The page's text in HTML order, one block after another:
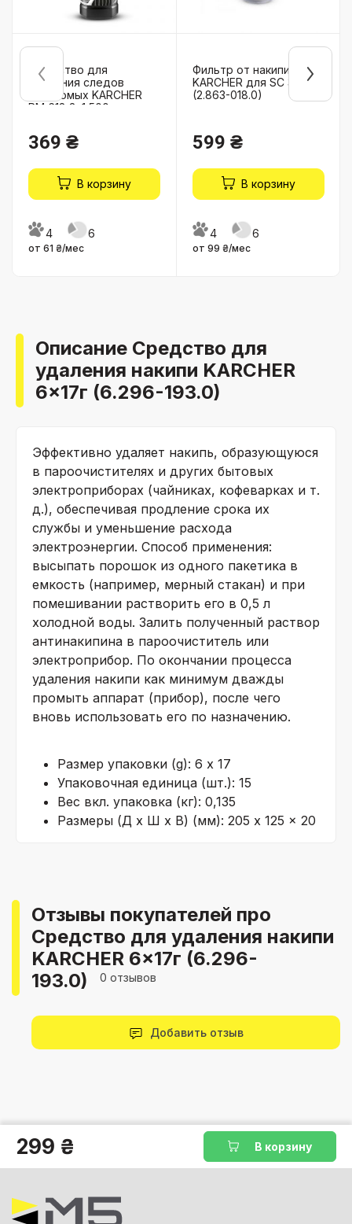
Средство для
удаления следов
насекомых KARCHER
RM 618 3в1 500 мл
369 ₴
В корзину
4 6
от 61 ₴/мес
Фильтр от накипи
KARCHER для SC 3
(2.863-018.0)
599 ₴
В корзину
4 6
от 99 ₴/мес
Описание Средство для
удаления накипи KARCHER
6x17г (6.296-193.0)
Эффективно удаляет накипь, образующуюся
в пароочистителях и других бытовых
электроприборах (чайниках, кофеварках и т.
д.), обеспечивая продление срока их
службы и уменьшение расхода
электроэнергии. Способ применения:
высыпать порошок из одного пакетика в
емкость (например, мерный стакан) и при
помешивании растворить его в 0,5 л
холодной воды. Залить полученный раствор
антинакипина в пароочиститель или
электроприбор. По окончании процесса
удаления накипи как минимум дважды
промыть аппарат (прибор), после чего
вновь использовать его по назначению.
Размер упаковки (g): 6 x 17
Упаковочная единица (шт.): 15
Вес вкл. упаковка (кг): 0,135
Размеры (Д х Ш х В) (мм): 205 x 125 x 20
Отзывы покупателей про
Средство для удаления накипи
KARCHER 6x17г (6.296-
193.0)
0 отзывов
Добавить отзыв
299 ₴ В корзину